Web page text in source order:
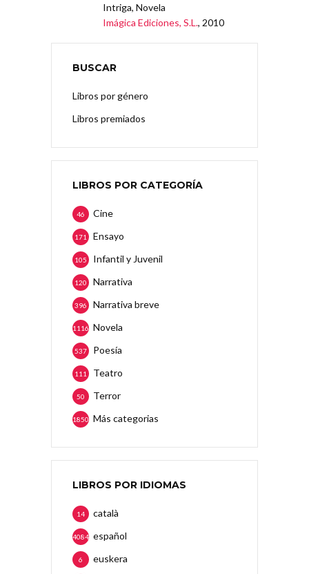
Intriga, Novela
Imágica Ediciones, S.L., 2010
BUSCAR
Libros por género
Libros premiados
LIBROS POR CATEGORÍA
Cine
46
Ensayo
171
Infantil y Juvenil
105
Narrativa
120
Narrativa breve
396
Novela
1116
Poesía
537
Teatro
111
Terror
50
Más categorias
1850
LIBROS POR IDIOMAS
català
14
español
4084
euskera
6